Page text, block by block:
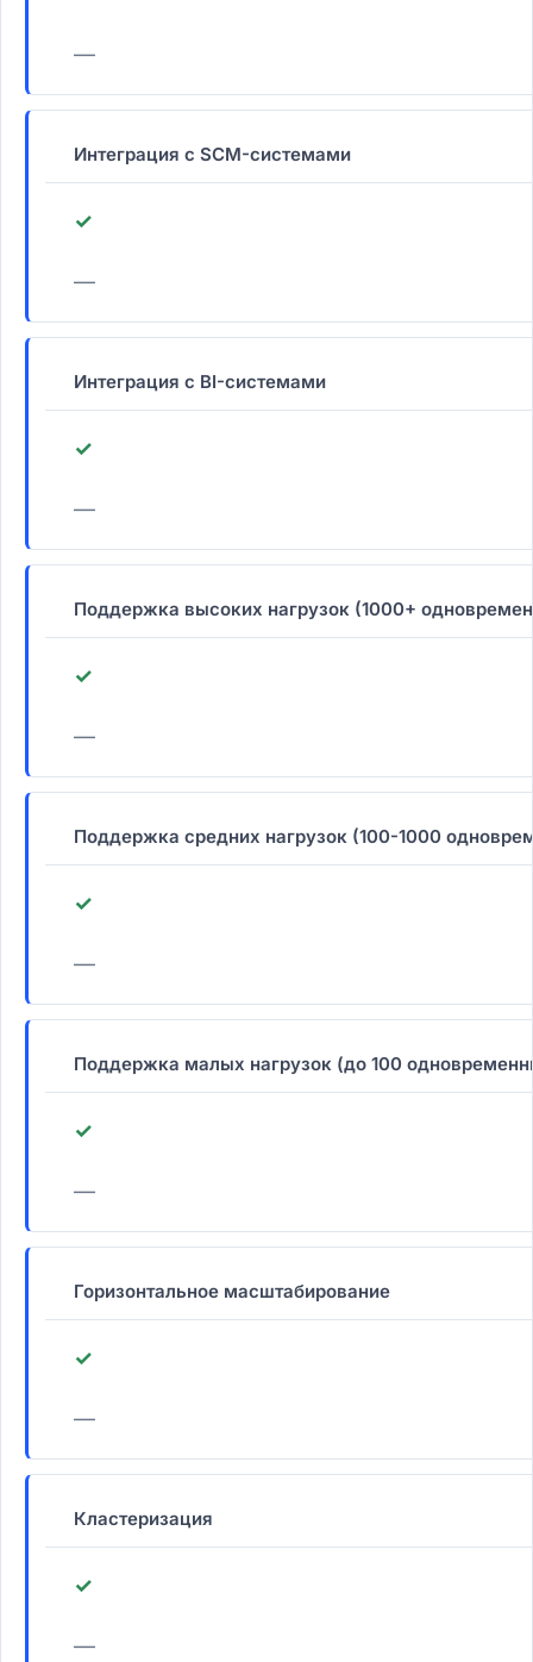
—
Интеграция с SCM-системами
✓
—
Интеграция с BI-системами
✓
—
Поддержка высоких нагрузок (1000+
✓
—
Поддержка средних нагрузок (100-1000
✓
—
Поддержка малых нагрузок (до 100
✓
—
Горизонтальное масштабирование
✓
—
Кластеризация
✓
—